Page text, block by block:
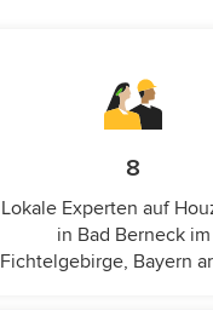
8
Lokale Experten auf
in Bad Berneck im
Fichtelgebirge, Bayern